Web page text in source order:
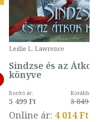
Leslie L. Lawrence
Sindzse és az Átkok
könyve
Borító ár:
5 499 Ft
Korábbi
3 849 Ft
Online ár: 4 014 Ft